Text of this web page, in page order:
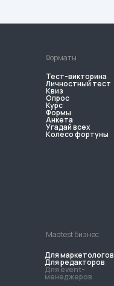
Форматы
Madtest Бизнес
Для маркетологов
Для редакторов
Для event-
менеджеров
Тест-викторина
Личностный тест
Квиз
Опрос
Курс
Формы
Анкета
Угадай всех
Колесо фортуны